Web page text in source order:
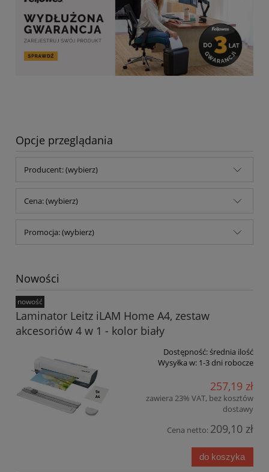
Opcje przeglądania
Producent: (wybierz)
Cena: (wybierz)
Promocja: (wybierz)
Nowości
Laminator Leitz iLAM Home A4, zestaw
akcesoriów 4 w 1 - kolor biały
Dostępność:średnia ilość
Wysyłka w: 1-3 dni robocze
257,19 zł
zawiera 23% VAT, bez kosztów
dostawy
Cena netto: 209,10 zł
do koszyka
nowość